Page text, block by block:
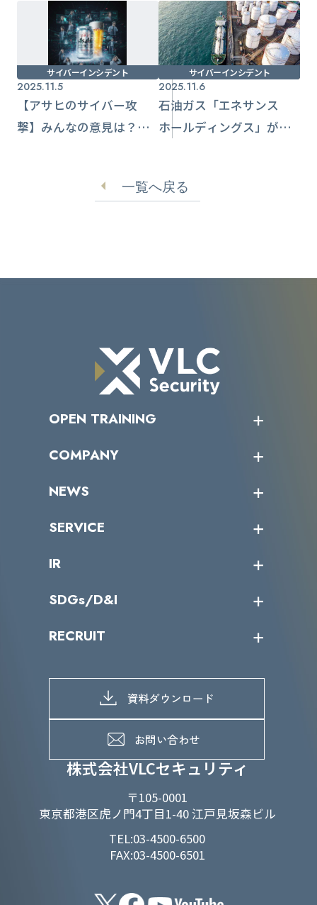
サイバーインシデント
2025.11.5
【アサヒのサイバー攻
撃】みんなの意見は？消
サイバーインシデント
2025.11.6
石油ガス「エネサンス
ホールディングス」がサ
ものか
一覧へ戻る
株式会社VLCセキュリティ
〒105-0001
東京都港区虎ノ門4丁目1-40 江戸見坂森ビル
TEL:03-4500-6500
FAX:03-4500-6501
OPEN TRAINING
受講者の声
COMPANY
トップメッセージ
ミッション／ビジョン
パートナー企業一覧
NEWS
サイバーニュース
SERVICE
カテゴリー別サービス一覧
IR
IRカレンダー
IRライブラリー
よくあるご質問
SDGs/D&I
当グループのマテリアリティ
SDGs推進体制
D&Iの取り組み
RECRUIT
募集職種一覧
メッセージ
メンバーインタビュー
資料ダウンロード
お問い合わせ